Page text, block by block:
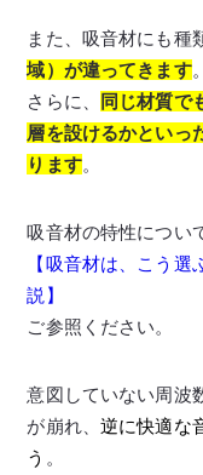
また、吸音材にも種
域）が違ってきます。
さらに、
同じ材質で
層を設けるかといっ
ります。
吸音材の特性につい
【吸音材は、こう
説】
ご参照ください。
意図していない周波
が崩れ、逆に快適な
う 。